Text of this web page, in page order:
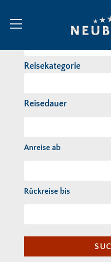
Reisekategorie
Reisedauer
Anreise ab
Rückreise bis